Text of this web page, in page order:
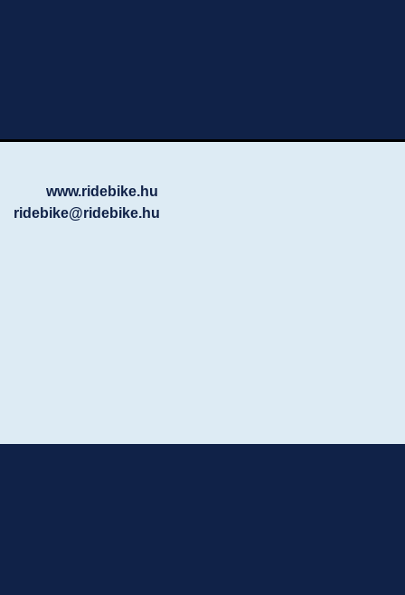
www.ridebike.hu
ridebike@ridebike.hu